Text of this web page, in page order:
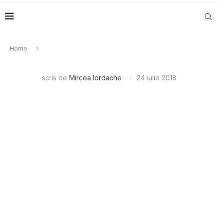
Home
scris de Mircea Iordache 24 iulie 2018